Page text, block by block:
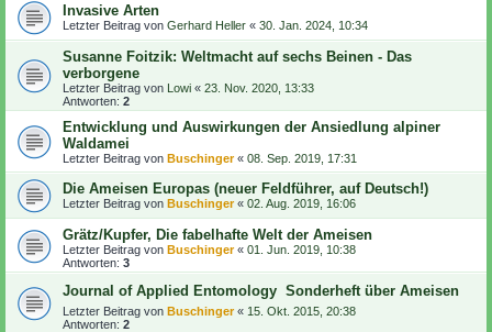
Invasive Arten
Letzter Beitrag von Gerhard Heller « 30. Jan. 2024, 10:34
Susanne Foitzik: Weltmacht auf sechs Beinen - Das
verborgene
Letzter Beitrag von Lowi « 23. Nov. 2020, 13:33
Antworten: 2
Entwicklung und Auswirkungen der Ansiedlung alpiner
Waldamei
Letzter Beitrag von Buschinger« 08. Sep. 2019, 17:31
Die Ameisen Europas (neuer Feldführer, auf Deutsch!)
Letzter Beitrag von Buschinger« 02. Aug. 2019, 16:06
Grätz/Kupfer, Die fabelhafte Welt der Ameisen
Letzter Beitrag von Buschinger« 01. Jun. 2019, 10:38
Antworten: 3
Journal of Applied Entomology  Sonderheft über Ameisen
Letzter Beitrag von Buschinger« 15. Okt. 2015, 20:38
Antworten: 2